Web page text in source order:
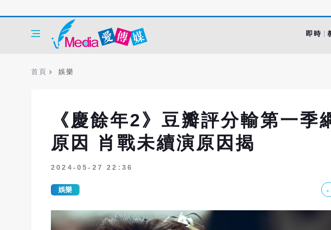
即時
首頁 娛樂
《慶餘年2》豆瓣評分輸第一季
原因 肖戰未續演原因揭
2024-05-27 22:36
娛樂 -